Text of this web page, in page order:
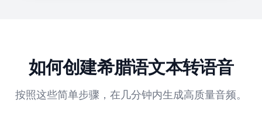
如何创建希腊语文本转语音
按照这些简单步骤，在几分钟内生成高质量音频。